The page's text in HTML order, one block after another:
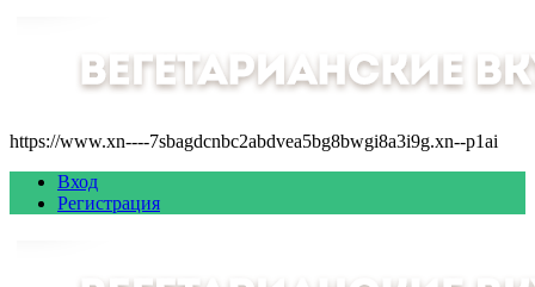
https://www.xn----7sbagdcnbc2abdvea5bg8bwgi8a3i9g.xn--p1ai
Вход
Регистрация